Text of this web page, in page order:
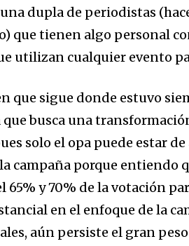
dupla de periodistas
que tienen algo personal
utilizan cualquier evento
que sigue donde estuvo
busca una
solo el opa puede estar
campaña porque entiendo
65% y 70% de la votación
en el enfoque de la
aún persiste el gran